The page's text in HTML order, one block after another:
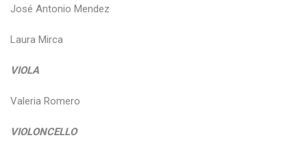
José Antonio Mendez
Laura Mirca
VIOLA
Valeria Romero
VIOLONCELLO